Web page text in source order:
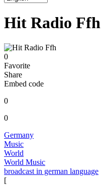
Hit Radio Ffh
0
Favorite
Share
Embed code
0
0
Germany
Music
World
World Music
broadcast in german language
[